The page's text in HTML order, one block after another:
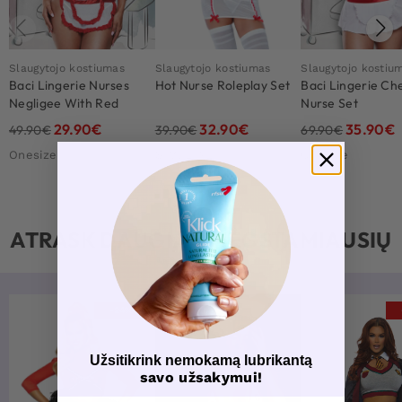
Slaugytojo kostiumas
Baci Lingerie Nurses
Negligee With Red
Details And Hat
49.90€29.90€
Onesize
Slaugytojo kostiumas
Hot Nurse Roleplay Set
39.90€32.90€
Slaugytojo
Baci Lingerie
Nurse Set
69.90€35.90€
Onesize
ATRASK DAUGIAU MĖGSTAMIAUSIŲ
-24%
Užsitikrink nemokamą lubrikantą
savo užsakymui!